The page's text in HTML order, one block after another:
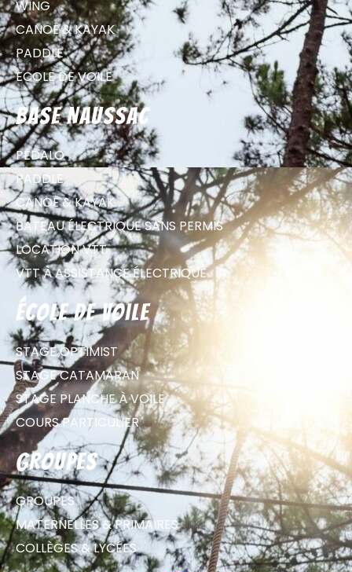
WING
CANOË & KAYAK
PADDLE
ECOLE DE VOILE
Base Naussac
PÉDALO
PADDLE
CANOË & KAYAK
BATEAU ÉLECTRIQUE SANS PERMIS
LOCATION VTT
VTT À ASSISTANCE ÉLECTRIQUE
école de voile
STAGE OPTIMIST
STAGE CATAMARAN
STAGE PLANCHE À VOILE
COURS PARTICULIER
groupes
GROUPES
MATERNELLES & PRIMAIRES
COLLÈGES & LYCÉES